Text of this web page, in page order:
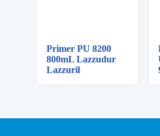
Primer PU 8200
800mL Lazzudur
Lazzuril